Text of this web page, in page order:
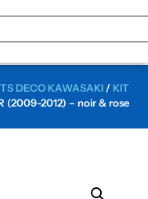
DECO KAWASAKI / KIT
(2009-2012) – noir & rose